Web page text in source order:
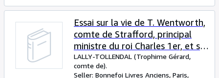
Essai sur la vie de T. Wentworth,
comte de Strafford, principal
ministre du roi Charles 1er, et sur
l'histoire générale d'Angleterre,
d'Ecosse et d'Irlande à cette
LALLY-TOLLENDAL (Trophime Gérard,
comte de).
Seller: Bonnefoi Livres Anciens, Paris,